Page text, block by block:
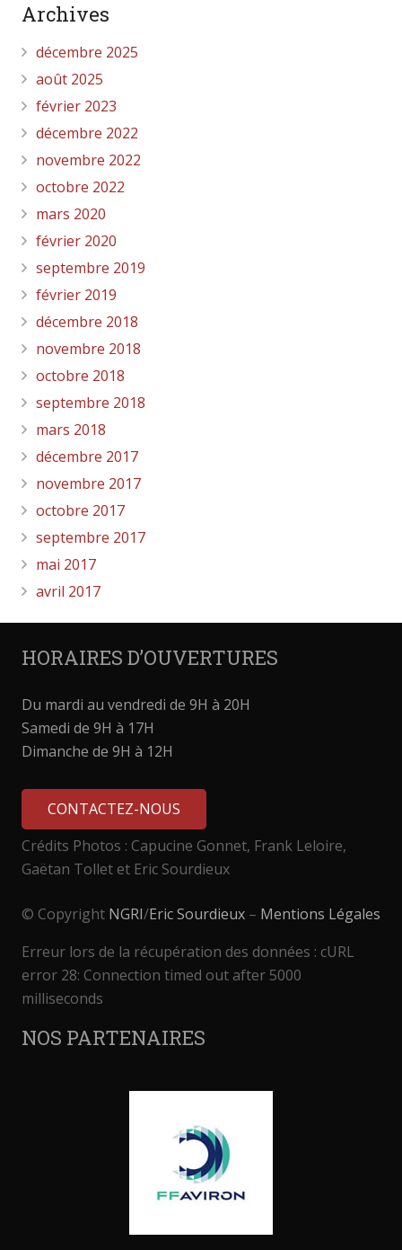
Archives
décembre 2025
août 2025
février 2023
décembre 2022
novembre 2022
octobre 2022
mars 2020
février 2020
septembre 2019
février 2019
décembre 2018
novembre 2018
octobre 2018
septembre 2018
mars 2018
décembre 2017
novembre 2017
octobre 2017
septembre 2017
mai 2017
avril 2017
HORAIRES D’OUVERTURES
Du mardi au vendredi de 9H à 20H
Samedi de 9H à 17H
Dimanche de 9H à 12H
CONTACTEZ-NOUS
Crédits Photos : Capucine Gonnet, Frank Leloire,
Gaëtan Tollet et Eric Sourdieux
© Copyright NGRI/Eric Sourdieux – Mentions Légales
Erreur lors de la récupération des données : cURL
error 28: Connection timed out after 5000
milliseconds
NOS PARTENAIRES